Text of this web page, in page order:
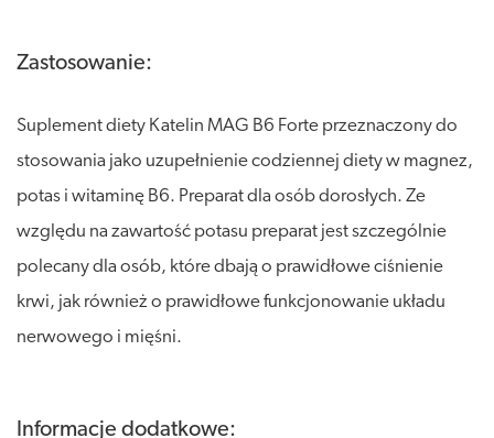
Zastosowanie:
Suplement diety Katelin MAG B6 Forte przeznaczony do
stosowania jako uzupełnienie codziennej diety w magnez,
potas i witaminę B6. Preparat dla osób dorosłych. Ze
względu na zawartość potasu preparat jest szczególnie
polecany dla osób, które dbają o prawidłowe ciśnienie
krwi, jak również o prawidłowe funkcjonowanie układu
nerwowego i mięśni.
Informacje dodatkowe: